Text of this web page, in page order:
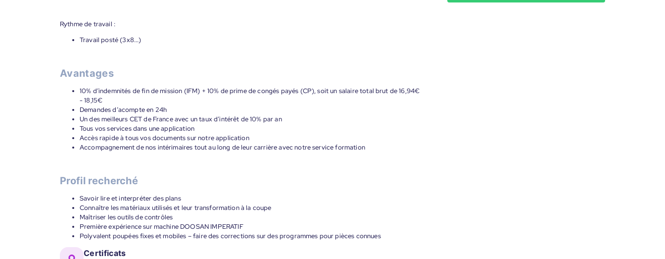
Rythme de travail :
Travail posté (3x8...)
Avantages
10% d’indemnités de fin de mission (IFM) + 10% de prime de congés payés (CP), soit un salaire total brut de 16,94€
- 18,15€
Demandes d’acompte en 24h
Un des meilleurs CET de France avec un taux d’intérêt de 10% par an
Tous vos services dans une application
Accès rapide à tous vos documents sur notre application
Accompagnement de nos intérimaires tout au long de leur carrière avec notre service formation
Profil recherché
Savoir lire et interpréter des plans
Connaître les matériaux utilisés et leur transformation à la coupe
Maîtriser les outils de contrôles
Première expérience sur machine DOOSAN IMPERATIF
Polyvalent poupées fixes et mobiles – faire des corrections sur des programmes pour pièces connues
Certificats